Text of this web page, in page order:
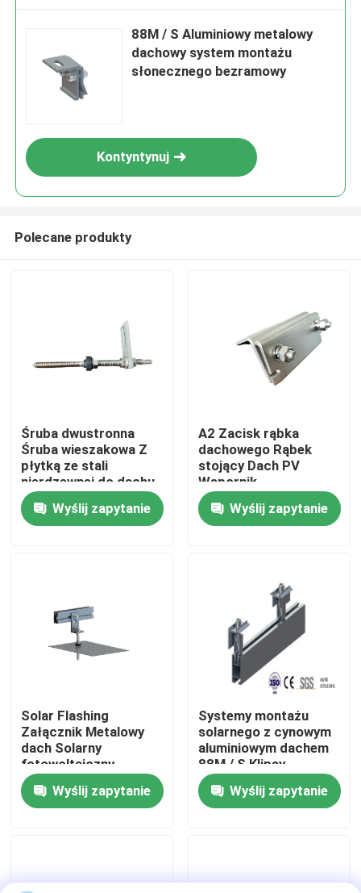
Dom
Produkty
Filmy
O nas
Kontrola jakości
Skontaktuj się z nami
Systemy montażu fotowoltaicznego słonecznego
88M / S Aluminiowy metalowy
dachowy system montażu
słonecznego bezramowy
Kontyntynuj
Polecane produkty
Śruba dwustronna
Śruba wieszakowa Z
płytką ze stali
nierdzewnej do dachu
metalowego z płatwią
drewnianąWyślij zapytanie
A2 Zacisk rąbka
dachowego Rąbek
stojący Dach PV
Wspornik
fotowoltaicznego
zespołu słonecznego
Wyślij zapytanie
Solar Flashing
Załącznik Metalowy
dach Solarny
fotowoltaiczny
blaszany dach
Wyślij zapytanie
Systemy montażu
solarnego z cynowym
aluminiowym dachem
88M / S Klipsy
panelowe
Wyślij zapytanie